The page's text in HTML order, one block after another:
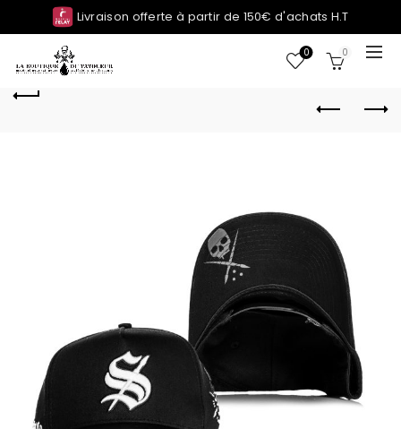
Livraison offerte à partir de 150€ d'achats H.T
0 0